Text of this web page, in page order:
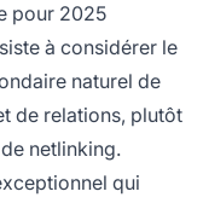
pour 2025
à considérer le
naturel de
de relations, plutôt
netlinking.
qui